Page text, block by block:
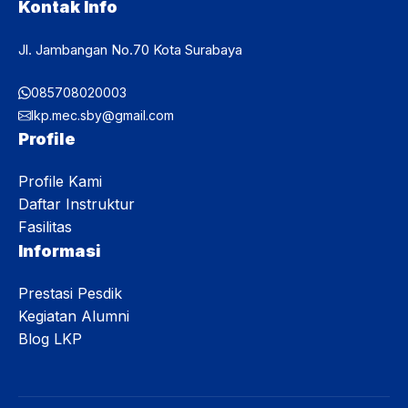
Kontak Info
Jl. Jambangan No.70 Kota Surabaya
085708020003
lkp.mec.sby@gmail.com
Profile
Profile Kami
Daftar Instruktur
Fasilitas
Informasi
Prestasi Pesdik
Kegiatan Alumni
Blog LKP